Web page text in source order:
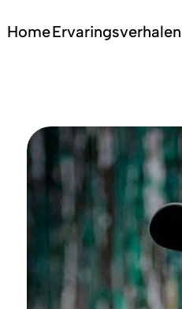
HomeErvaringsverhalen